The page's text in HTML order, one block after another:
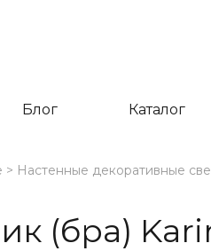
Блог Каталог
Настенные декоративные
(бра)